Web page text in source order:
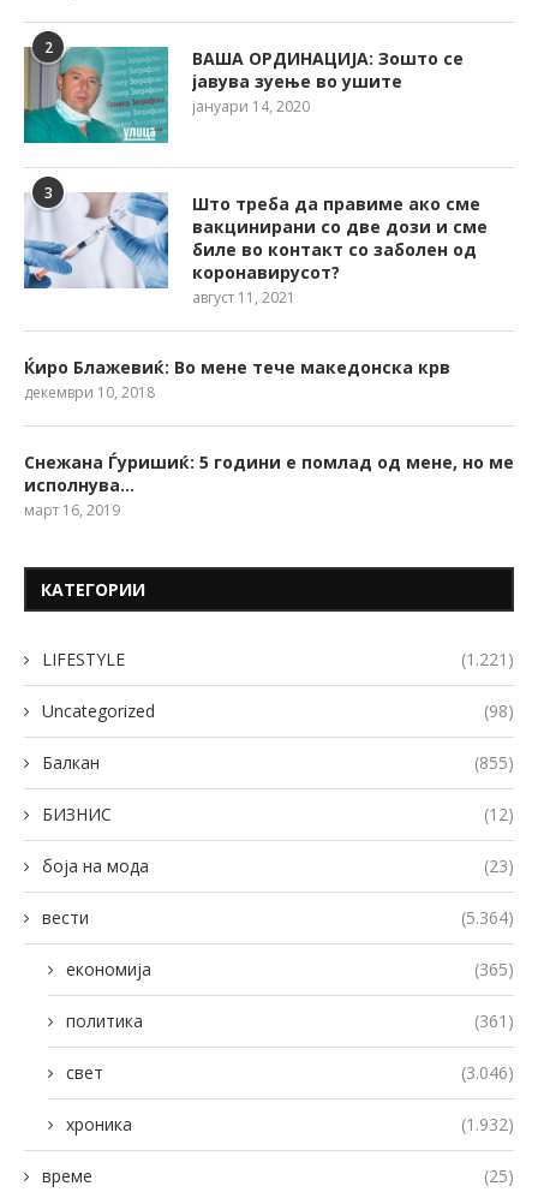
2
ВАША ОРДИНАЦИЈА: Зошто се
јавува зуење во ушите
јануари 14, 2020
3
Што треба да правиме ако сме
вакцинирани со две дози и сме
биле во контакт со заболен од
коронавирусот?
август 11, 2021
Ќиро Блажевиќ: Во мене тече македонска крв
декември 10, 2018
Снежана Ѓуришиќ: 5 години е помлад од мене, но ме
исполнува…
март 16, 2019
КАТЕГОРИИ
LIFESTYLE (1.221)
Uncategorized (98)
Балкан (855)
БИЗНИС (12)
боја на мода (23)
вести (5.364)
економија (365)
политика (361)
свет (3.046)
хроника (1.932)
време (25)